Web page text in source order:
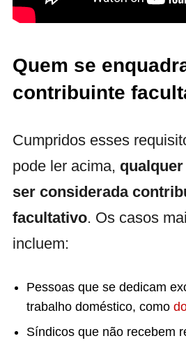
Quem se
contribuinte
Cumpridos esses
pode ler acima,
ser considerada
facultativo. Os casos
incluem:
Pessoas que se dedicam
trabalho doméstico, como
Síndicos que não recebem